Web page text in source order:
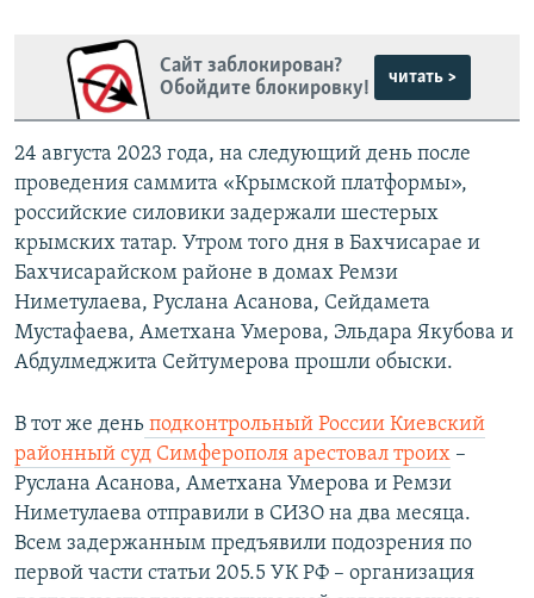
Сайт заблокирован?
Обойдите блокировку!
читать >
24 августа 2023 года, на следующий день после
проведения саммита «Крымской платформы»,
российские силовики задержали шестерых
крымских татар. Утром того дня в Бахчисарае и
Бахчисарайском районе в домах Ремзи
Ниметулаева, Руслана Асанова, Сейдамета
Мустафаева, Аметхана Умерова, Эльдара Якубова и
Абдулмеджита Сейтумерова прошли обыски.
В тот же день подконтрольный России Киевский
районный суд Симферополя арестовал троих –
Руслана Асанова, Аметхана Умерова и Ремзи
Ниметулаева отправили в СИЗО на два месяца.
Всем задержанным предъявили подозрения по
первой части статьи 205.5 УК РФ – организация